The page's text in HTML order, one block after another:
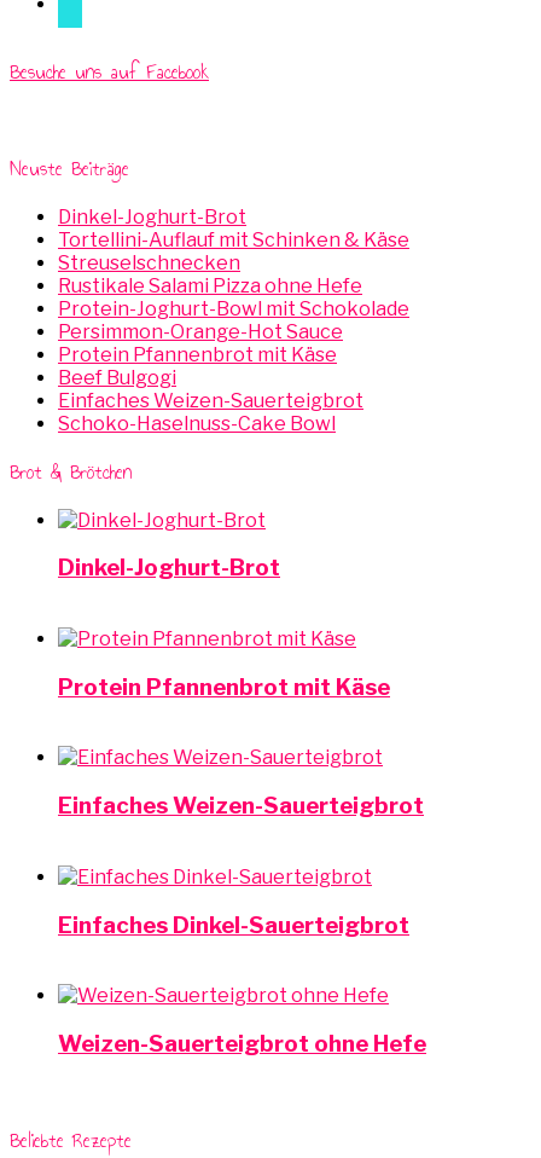
Besuche uns auf Facebook
Neuste Beiträge
Dinkel-Joghurt-Brot
Tortellini-Auflauf mit Schinken & Käse
Streuselschnecken
Rustikale Salami Pizza ohne Hefe
Protein-Joghurt-Bowl mit Schokolade
Persimmon-Orange-Hot Sauce
Protein Pfannenbrot mit Käse
Beef Bulgogi
Einfaches Weizen-Sauerteigbrot
Schoko-Haselnuss-Cake Bowl
Brot & Brötchen
Dinkel-Joghurt-Brot
Protein Pfannenbrot mit Käse
Einfaches Weizen-Sauerteigbrot
Einfaches Dinkel-Sauerteigbrot
Weizen-Sauerteigbrot ohne Hefe
Beliebte Rezepte